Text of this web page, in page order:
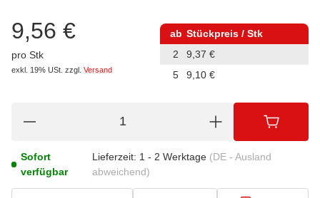
9,56 €
pro Stk
exkl. 19% USt. zzgl. Versand
ab Stückpreis / Stk
2
9,37 €
5
9,10 €
Sofort
verfügbar
Lieferzeit: 1 - 2 Werktage (DE - Ausland
abweichend)